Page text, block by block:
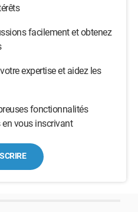
facilement et obtenez
expertise et aidez les
fonctionnalités
vous inscrivant